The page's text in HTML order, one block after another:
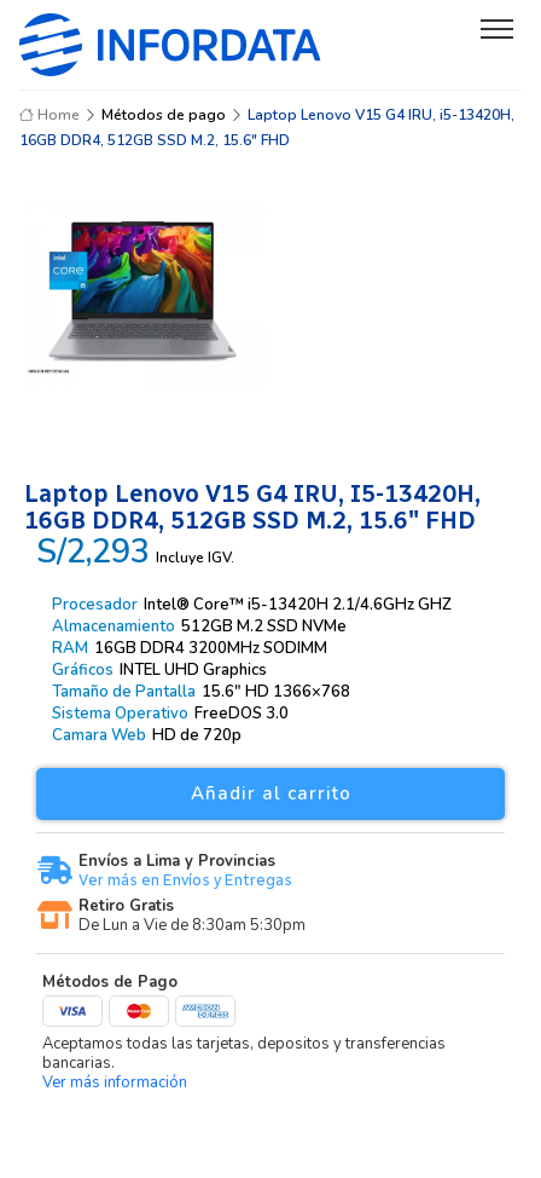
Home Métodos de pago
Laptop Lenovo V15 G4 IRU, i5-13420H,
16GB DDR4, 512GB SSD M.2, 15.6" FHD
Laptop Lenovo V15 G4 IRU, I5-13420H,
16GB DDR4, 512GB SSD M.2, 15.6″ FHD
Procesador Intel® Core™ i5-13420H 2.1/4.6GHz GHZ
Almacenamiento 512GB M.2 SSD NVMe
RAM 16GB DDR4 3200MHz SODIMM
Gráficos INTEL UHD Graphics
Tamaño de Pantalla 15.6″ HD 1366×768
Sistema Operativo FreeDOS 3.0
Camara Web HD de 720p
S/2,293 Incluye IGV.
Añadir al carrito
Envíos a Lima y Provincias
Ver más en Envíos y Entregas
Retiro Gratis
De Lun a Vie de 8:30am 5:30pm
Métodos de Pago
Aceptamos todas las tarjetas, depositos y transferencias
bancarias.
Ver más información